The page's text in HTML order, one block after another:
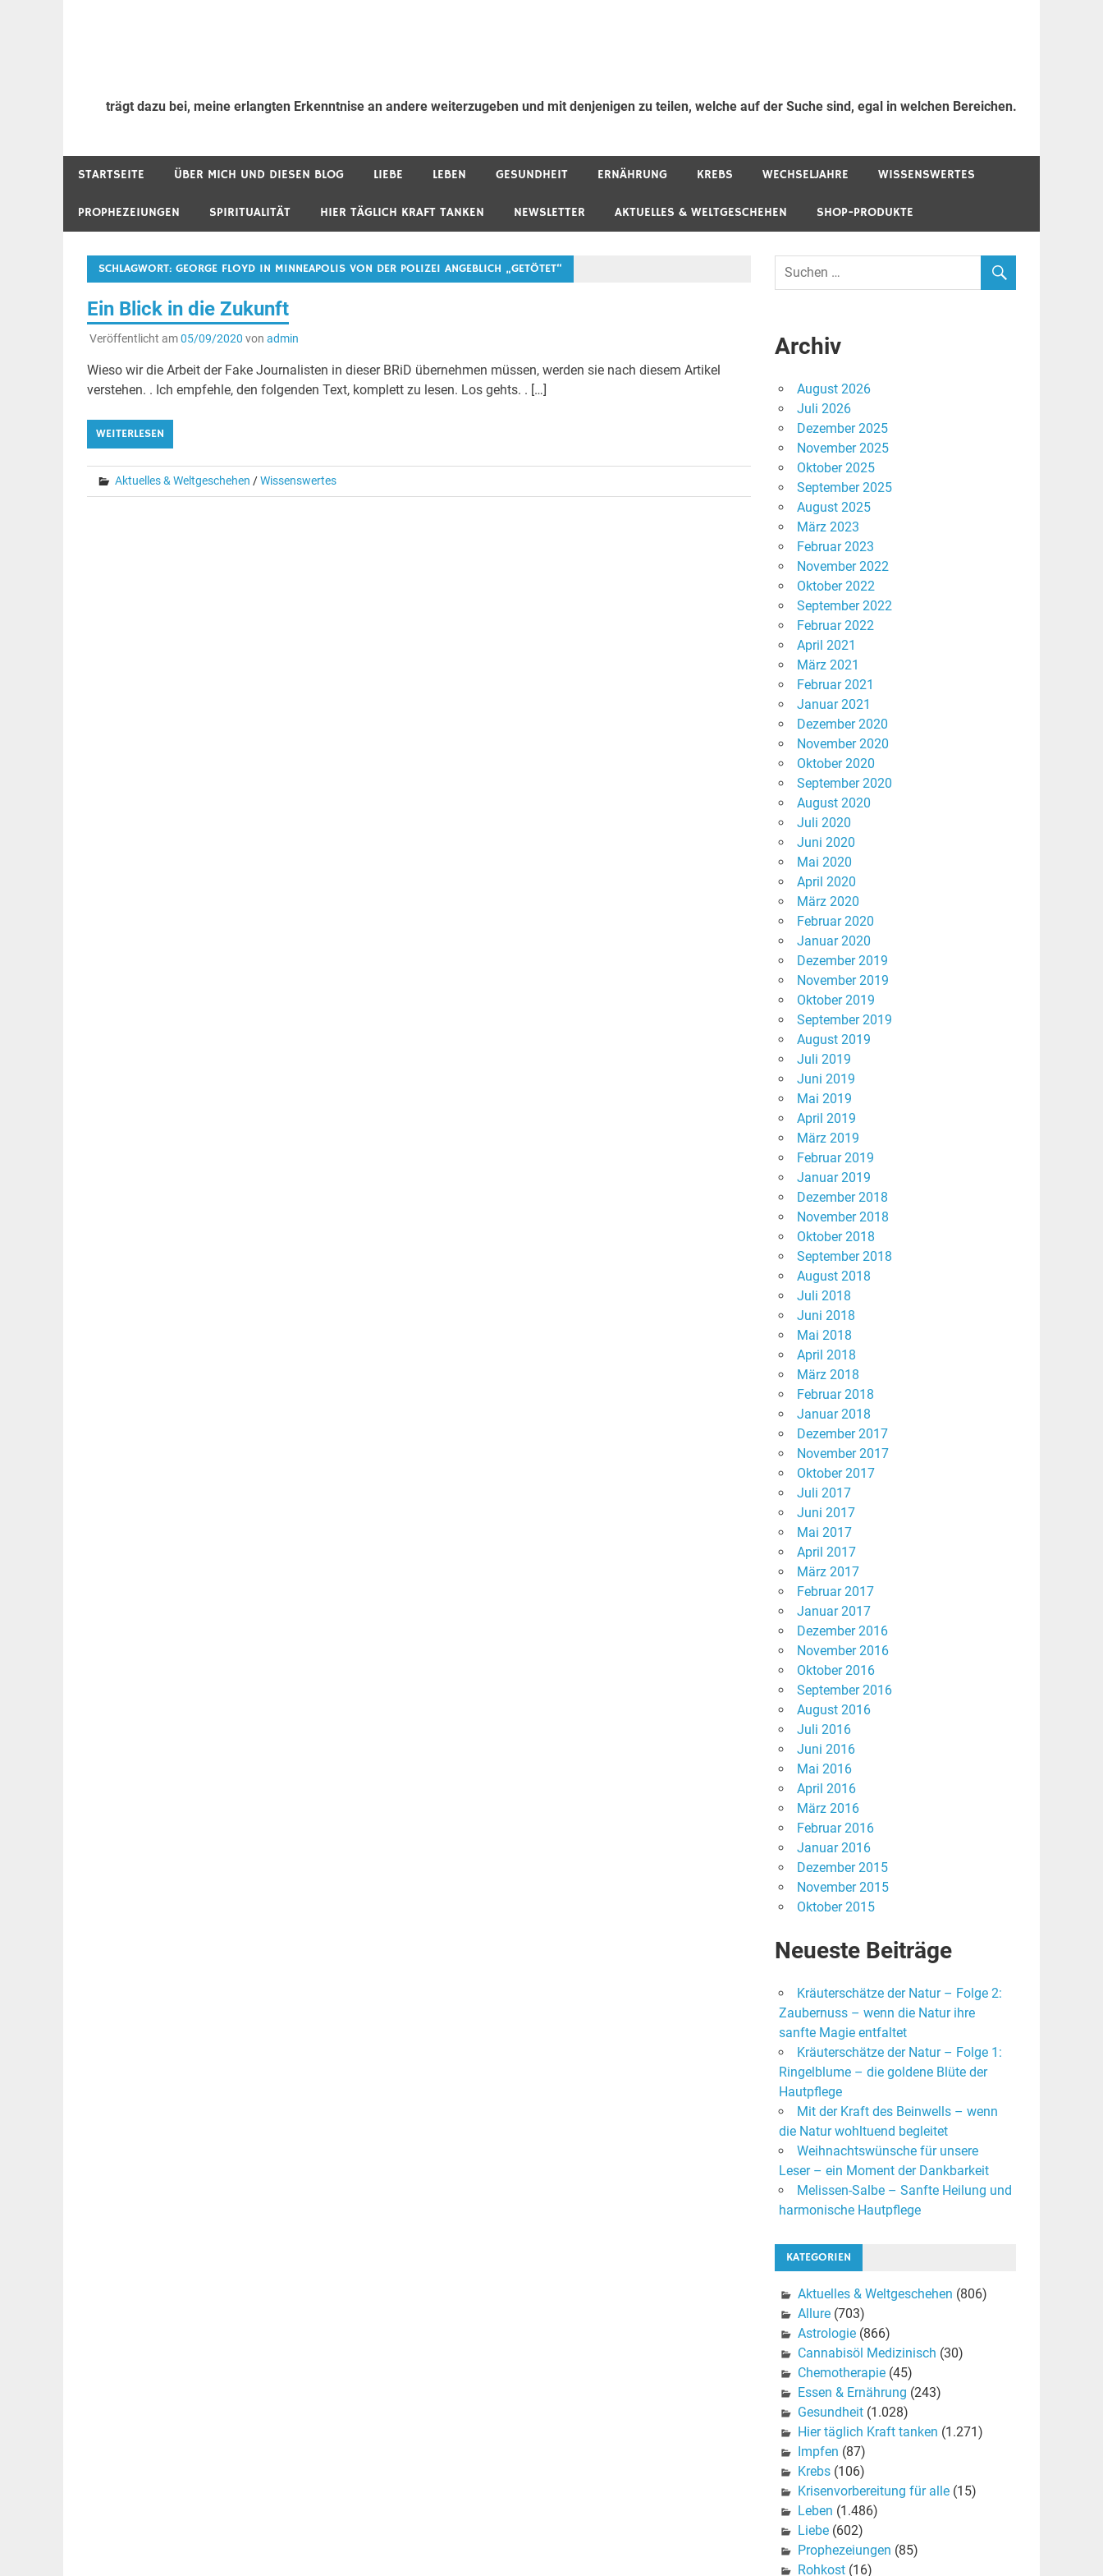
trägt dazu bei, meine erlangten Erkenntnise an andere weiterzugeben und mit denjenigen zu teilen, welche auf der Suche sind, egal in welchen Bereichen.
STARTSEITE ÜBER MICH UND DIESEN BLOG LIEBE LEBEN GESUNDHEIT ERNÄHRUNG KREBS WECHSELJAHRE WISSENSWERTES
PROPHEZEIUNGEN SPIRITUALITÄT HIER TÄGLICH KRAFT TANKEN NEWSLETTER AKTUELLES & WELTGESCHEHEN SHOP-PRODUKTE
SCHLAGWORT: GEORGE FLOYD IN MINNEAPOLIS VON DER POLIZEI ANGEBLICH „GETÖTET“
Ein Blick in die Zukunft
Veröffentlicht am05/09/2020 von admin
Wieso wir die Arbeit der Fake Journalisten in dieser BRiD übernehmen müssen, werden sie nach diesem Artikel
verstehen. . Ich empfehle, den folgenden Text, komplett zu lesen. Los gehts. . […]
WEITERLESEN
Aktuelles & Weltgeschehen /Wissenswertes
Archiv
August 2026
Juli 2026
Dezember 2025
November 2025
Oktober 2025
September 2025
August 2025
März 2023
Februar 2023
November 2022
Oktober 2022
September 2022
Februar 2022
April 2021
März 2021
Februar 2021
Januar 2021
Dezember 2020
November 2020
Oktober 2020
September 2020
August 2020
Juli 2020
Juni 2020
Mai 2020
April 2020
März 2020
Februar 2020
Januar 2020
Dezember 2019
November 2019
Oktober 2019
September 2019
August 2019
Juli 2019
Juni 2019
Mai 2019
April 2019
März 2019
Februar 2019
Januar 2019
Dezember 2018
November 2018
Oktober 2018
September 2018
August 2018
Juli 2018
Juni 2018
Mai 2018
April 2018
März 2018
Februar 2018
Januar 2018
Dezember 2017
November 2017
Oktober 2017
Juli 2017
Juni 2017
Mai 2017
April 2017
März 2017
Februar 2017
Januar 2017
Dezember 2016
November 2016
Oktober 2016
September 2016
August 2016
Juli 2016
Juni 2016
Mai 2016
April 2016
März 2016
Februar 2016
Januar 2016
Dezember 2015
November 2015
Oktober 2015
Neueste Beiträge
Kräuterschätze der Natur – Folge 2:
Zaubernuss – wenn die Natur ihre
sanfte Magie entfaltet
Kräuterschätze der Natur – Folge 1:
Ringelblume – die goldene Blüte der
Hautpflege
Mit der Kraft des Beinwells – wenn
die Natur wohltuend begleitet
Weihnachtswünsche für unsere
Leser – ein Moment der Dankbarkeit
Melissen-Salbe – Sanfte Heilung und
harmonische Hautpflege
KATEGORIEN
Aktuelles & Weltgeschehen (806)
Allure(703)
Astrologie(866)
Cannabisöl Medizinisch (30)
Chemotherapie(45)
Essen & Ernährung (243)
Gesundheit(1.028)
Hier täglich Kraft tanken (1.271)
Impfen (87)
Krebs(106)
Krisenvorbereitung für alle(15)
Leben (1.486)
Liebe(602)
Prophezeiungen (85)
Rohkost(16)